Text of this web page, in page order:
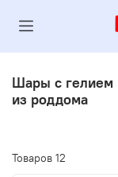
Шары с гелием
из роддома
Товаров 12